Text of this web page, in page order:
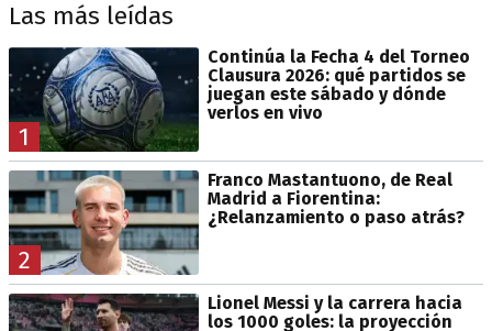
Las más leídas
1
Continúa la Fecha 4 del Torneo
Clausura 2026: qué partidos se
juegan este sábado y dónde
verlos en vivo
2
Franco Mastantuono, de Real
Madrid a Fiorentina:
¿Relanzamiento o paso atrás?
Lionel Messi y la carrera hacia
los 1000 goles: la proyección